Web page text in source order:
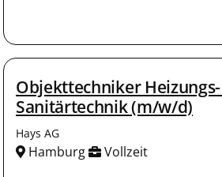
Objekttechniker
Sanitärtechnik (m/w/d)
Hays AG
Hamburg Vollzeit